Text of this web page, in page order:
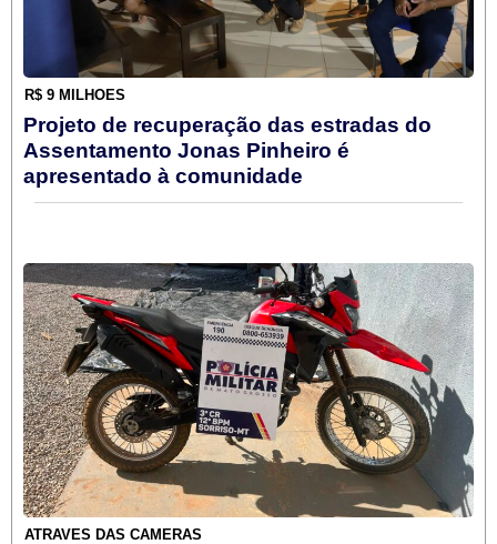
R$ 9 MILHÕES
Projeto de recuperação das estradas do
Assentamento Jonas Pinheiro é
apresentado à comunidade
ATRAVÉS DAS CÂMERAS